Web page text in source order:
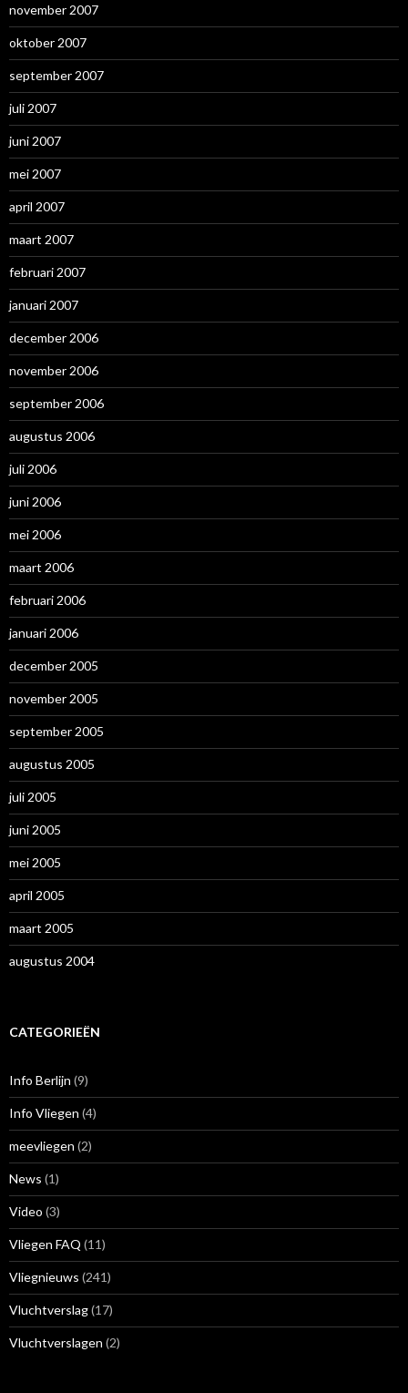
november 2007
oktober 2007
september 2007
juli 2007
juni 2007
mei 2007
april 2007
maart 2007
februari 2007
januari 2007
december 2006
november 2006
september 2006
augustus 2006
juli 2006
juni 2006
mei 2006
maart 2006
februari 2006
januari 2006
december 2005
november 2005
september 2005
augustus 2005
juli 2005
juni 2005
mei 2005
april 2005
maart 2005
augustus 2004
CATEGORIEËN
Info Berlijn (9)
Info Vliegen (4)
meevliegen (2)
News (1)
Video (3)
Vliegen FAQ (11)
Vliegnieuws (241)
Vluchtverslag(17)
Vluchtverslagen (2)